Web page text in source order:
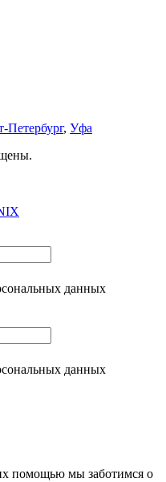
Петербург, Уфа
данных
данных
помощью мы заботимся о